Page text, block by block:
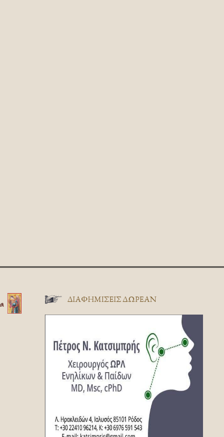
ΔΙΑΦΗΜΊΣΕΙΣ ΔΩΡΕΆΝ